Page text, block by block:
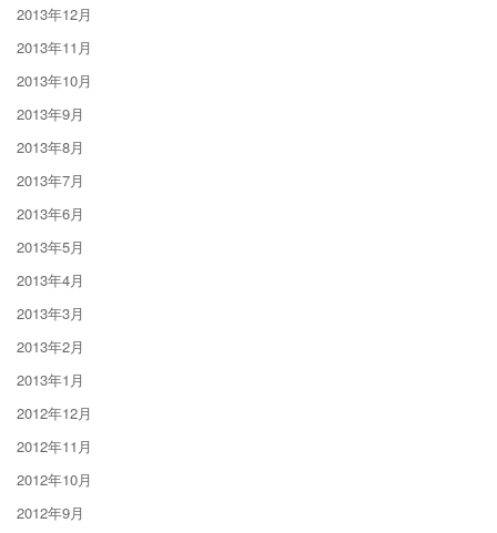
2013年12月
2013年11月
2013年10月
2013年9月
2013年8月
2013年7月
2013年6月
2013年5月
2013年4月
2013年3月
2013年2月
2013年1月
2012年12月
2012年11月
2012年10月
2012年9月